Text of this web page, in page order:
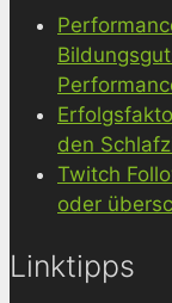
den
Twitch
oder
Linktipps